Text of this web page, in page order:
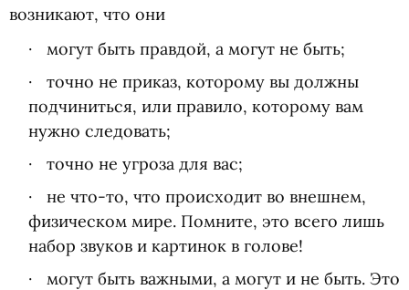
возникают, что они
могут быть правдой, а могут не быть;
точно не приказ, которому вы должны
подчиниться, или правило, которому вам
нужно следовать;
точно не угроза для вас;
не что-то, что происходит во внешнем,
физическом мире. Помните, это всего лишь
набор звуков и картинок в голове!
могут быть важными, а могут и не быть. Это